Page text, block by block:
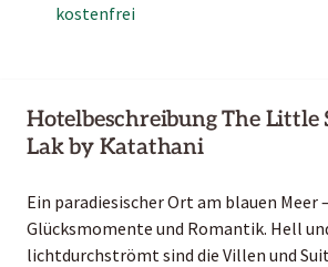
kostenfrei
Hotelbeschreibung The Little
Lak by Katathani
Ein paradiesischer Ort am blauen Meer
Glücksmomente und Romantik. Hell
lichtdurchströmt sind die Villen und